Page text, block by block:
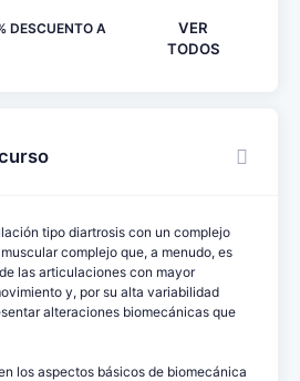
DESCUENTO A
VER
TODOS
tipo diartrosis con un complejo
complejo que, a menudo, es
las articulaciones con mayor
y, por su alta variabilidad
alteraciones biomecánicas que
los aspectos básicos de biomecánica